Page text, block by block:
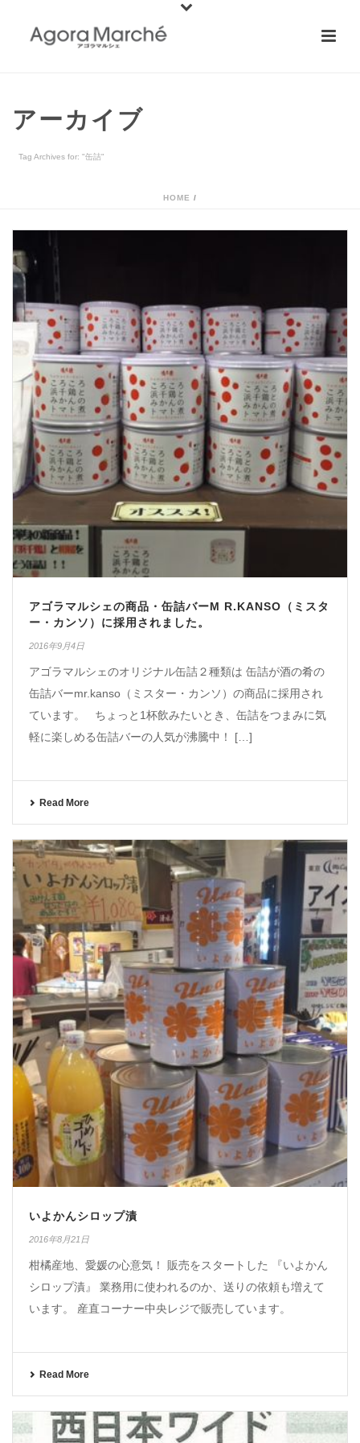
アーカイブ
Tag Archives for: "缶詰"
HOME /
アゴラマルシェの商品・缶詰バーM R.KANSO（ミスタ
ー・カンソ）に採用されました。
2016年9月4日
アゴラマルシェのオリジナル缶詰２種類は 缶詰が酒の肴の
缶詰バーmr.kanso（ミスター・カンソ）の商品に採用され
ています。 ちょっと1杯飲みたいとき、缶詰をつまみに気
軽に楽しめる缶詰バーの人気が沸騰中！ […]
Read More
いよかんシロップ漬
2016年8月21日
柑橘産地、愛媛の心意気！ 販売をスタートした 『いよかん
シロップ漬』 業務用に使われるのか、送りの依頼も増えて
います。 産直コーナー中央レジで販売しています。
Read More